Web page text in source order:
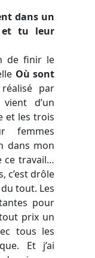
dans un
et tu leur
de finir le
Où sont
par
d’un
et les trois
femmes
dans mon
ce travail…
c’est drôle
tout. Les
pour
prix un
tous les
Et j’ai